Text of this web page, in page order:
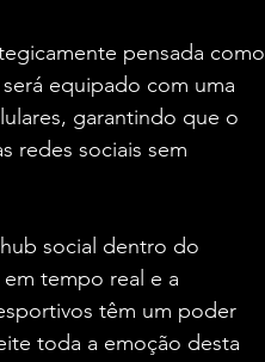
pensada como
equipado com uma
garantindo que o
redes sociais sem
social dentro do
tempo real e a
têm um poder
toda a emoção desta